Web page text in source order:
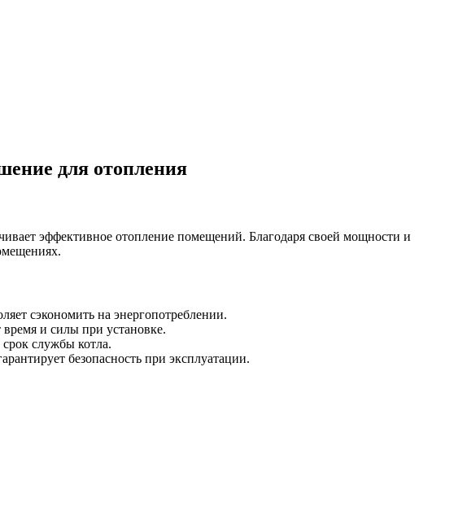
для отопления
эффективное отопление помещений. Благодаря своей мощности и
сэкономить на энергопотреблении.
время и силы при установке.
службы котла.
безопасность при эксплуатации.